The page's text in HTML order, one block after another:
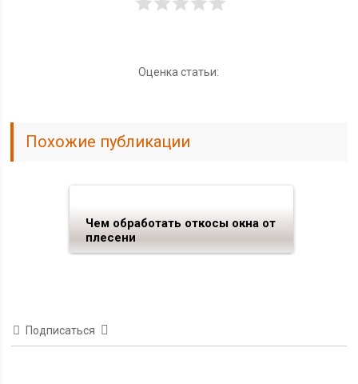
Оценка статьи:
Похожие публикации
Чем обработать откосы окна от
плесени
Подписаться